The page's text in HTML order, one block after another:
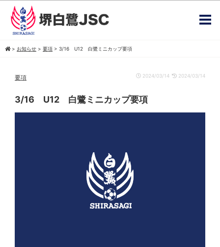
> お知らせ > 要項 > 3/16 U12 白鷺ミニカップ要項
要項 2024/03/14 2024/03/14
3/16 U12 白鷺ミニカップ要項